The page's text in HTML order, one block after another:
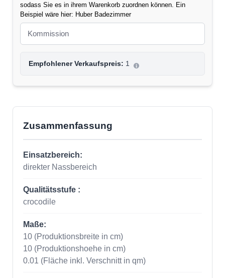
sodass Sie es in ihrem Warenkorb zuordnen können. Ein
Beispiel wäre hier: Huber Badezimmer
Empfohlener Verkaufspreis: 1
Zusammenfassung
Einsatzbereich:
direkter Nassbereich
Qualitätsstufe :
crocodile
Maße:
10 (Produktionsbreite in cm)
10 (Produktionshoehe in cm)
0.01 (Fläche inkl. Verschnitt in qm)